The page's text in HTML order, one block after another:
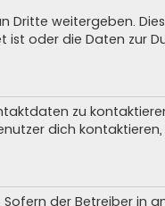
weitergeben.
oder die Daten zur
zu
dich
der Betreiber in